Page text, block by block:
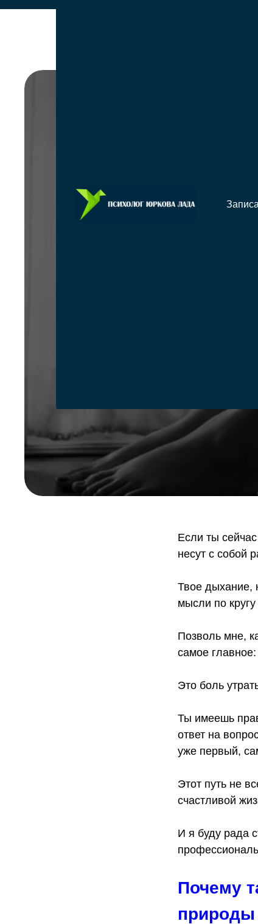
Если ты
несут с собой
Твое дыхание,
мысли по
Позволь мне,
самое
Это боль
Ты имеешь
ответ на
уже первый,
Этот путь не
счастливой
И я буду рада
Почему
природы